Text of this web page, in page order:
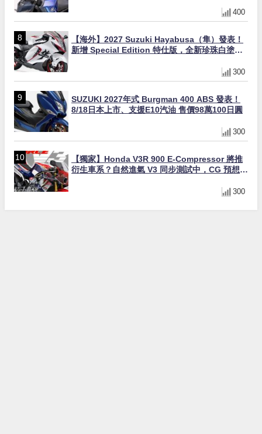
400
【海外】2027 Suzuki Hayabusa（隼）發表！
新增 Special Edition 特仕版，全新珍珠白塗裝
300
SUZUKI 2027年式 Burgman 400 ABS 發表！
8/18日本上市、支援E10汽油 售價98萬100日圓
300
【獨家】Honda V3R 900 E-Compressor 將推
衍生車系？自然進氣 V3 同步測試中，CG 預想曝
300